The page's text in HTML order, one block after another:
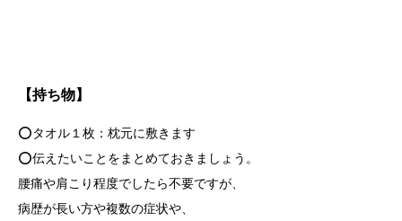
【持ち物】
⭕️タオル１枚：枕元に敷きます
⭕️伝えたいことをまとめておきましょう。
腰痛や肩こり程度でしたら不要ですが、
病歴が長い方や複数の症状や、